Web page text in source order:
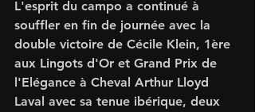
L'esprit du campo a continué à
souffler en fin de journée avec la
double victoire de Cécile Klein, 1ère
aux Lingots d'Or et Grand Prix de
l'Elégance à Cheval Arthur Lloyd
Laval avec sa tenue ibérique, deux